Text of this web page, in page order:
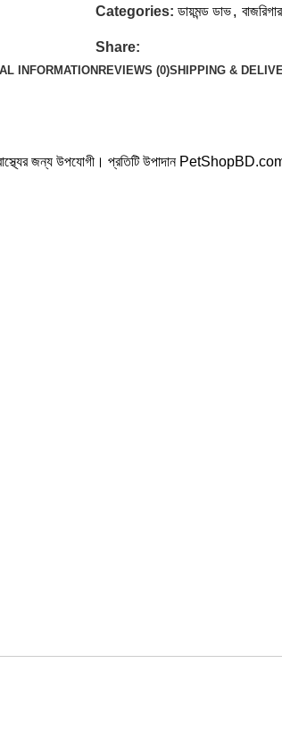
Categories: ডায়মন্ড ডাভ, বাজরিগার
Share:
INFORMATION REVIEWS (0)SHIPPING &
স্বাস্থ্যের জন্য উপযোগী। প্রতিটি উপাদান